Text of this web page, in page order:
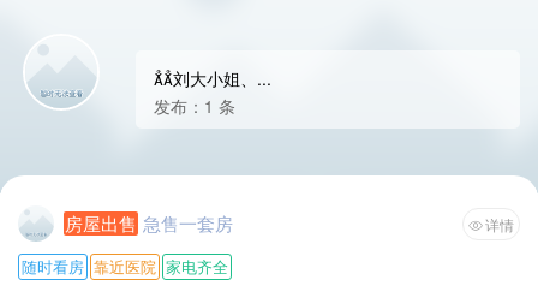
刘大小姐、...
发布：1 条
房屋出售 急售一套房 详情
随时看房 靠近医院 家电齐全